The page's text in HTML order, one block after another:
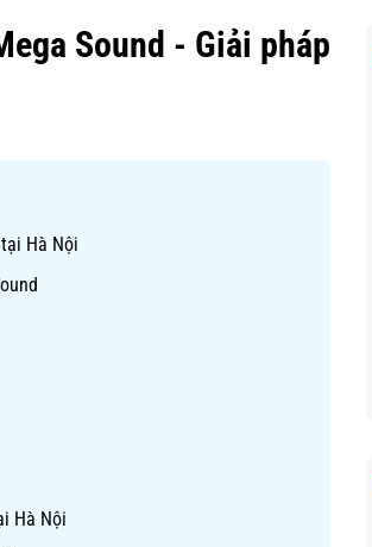
Sound - Giải pháp
Hà Nội
Hà Nội